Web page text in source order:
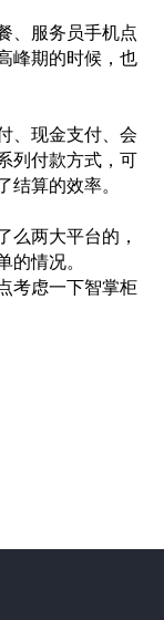
、服务员手机点
峰期的时候，也
、现金支付、会
列付款方式，可
结算的效率。
么两大平台的，
的情况。
考虑一下智掌柜